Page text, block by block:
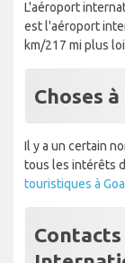
L'aéroport
est l'aéroport
km/217 mi plus
Choses
Il y a un certain
tous les intérêts
touristiques à